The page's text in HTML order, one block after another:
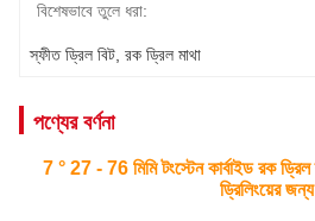
বিশেষভাবে তুলে ধরা:
স্ফীত ড্রিল বিট রক ড্রিল মাথা
পণ্যের বর্ণনা
7 ° 27 - 76 মিমি টংস্টেন কার্বাইড রক ড্রিল
ড্রিলিংয়ের জন্য